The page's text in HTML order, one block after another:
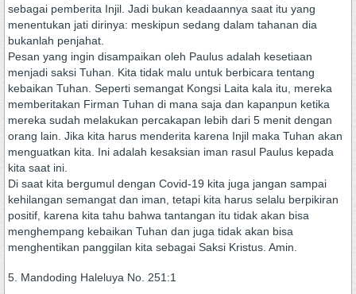
sebagai pemberita Injil. Jadi bukan keadaannya saat itu yang
menentukan jati dirinya: meskipun sedang dalam tahanan dia
bukanlah penjahat.
Pesan yang ingin disampaikan oleh Paulus adalah kesetiaan
menjadi saksi Tuhan. Kita tidak malu untuk berbicara tentang
kebaikan Tuhan. Seperti semangat Kongsi Laita kala itu, mereka
memberitakan Firman Tuhan di mana saja dan kapanpun ketika
mereka sudah melakukan percakapan lebih dari 5 menit dengan
orang lain. Jika kita harus menderita karena Injil maka Tuhan akan
menguatkan kita. Ini adalah kesaksian iman rasul Paulus kepada
kita saat ini.
Di saat kita bergumul dengan Covid-19 kita juga jangan sampai
kehilangan semangat dan iman, tetapi kita harus selalu berpikiran
positif, karena kita tahu bahwa tantangan itu tidak akan bisa
menghempang kebaikan Tuhan dan juga tidak akan bisa
menghentikan panggilan kita sebagai Saksi Kristus. Amin.
5. Mandoding Haleluya No. 251:1